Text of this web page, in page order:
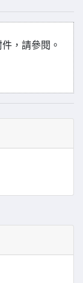
，請參閱。